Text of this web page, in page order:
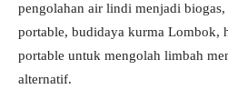
pengolahan air lindi menjadi
portable, budidaya kurma Lombok,
portable untuk mengolah limbah
alternatif.